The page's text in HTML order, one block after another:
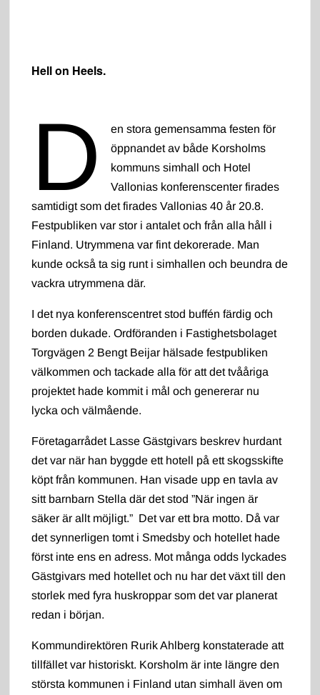
Hell on Heels.
D
en stora gemensamma festen för
öppnandet av både Korsholms
kommuns simhall och Hotel
Vallonias konferenscenter firades
samtidigt som det firades Vallonias 40 år 20.8.
Festpubliken var stor i antalet och från alla håll i
Finland. Utrymmena var fint dekorerade. Man
kunde också ta sig runt i simhallen och beundra de
vackra utrymmena där.
I det nya konferenscentret stod buffén färdig och
borden dukade. Ordföranden i Fastighetsbolaget
Torgvägen 2 Bengt Beijar hälsade festpubliken
välkommen och tackade alla för att det tvååriga
projektet hade kommit i mål och genererar nu
lycka och välmående.
Företagarrådet Lasse Gästgivars beskrev hurdant
det var när han byggde ett hotell på ett skogsskifte
köpt från kommunen. Han visade upp en tavla av
sitt barnbarn Stella där det stod ”När ingen är
säker är allt möjligt.” Det var ett bra motto. Då var
det synnerligen tomt i Smedsby och hotellet hade
först inte ens en adress. Mot många odds lyckades
Gästgivars med hotellet och nu har det växt till den
storlek med fyra huskroppar som det var planerat
redan i början.
Kommundirektören Rurik Ahlberg konstaterade att
tillfället var historiskt. Korsholm är inte längre den
största kommunen i Finland utan simhall även om